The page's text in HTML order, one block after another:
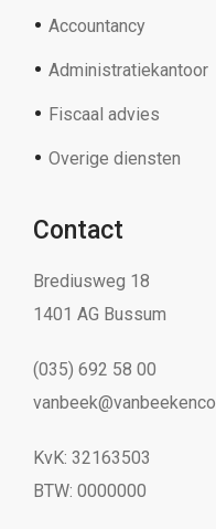
Accountancy
Administratiekantoor
Fiscaal advies
Overige diensten
Contact
Brediusweg 18
1401 AG Bussum
(035) 692 58 00
KvK: 32163503
BTW: 0000000